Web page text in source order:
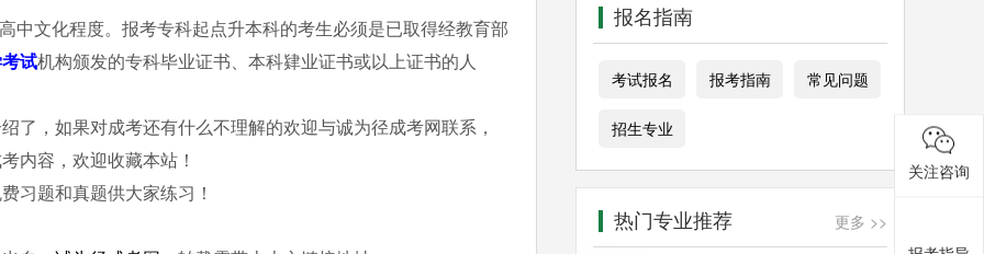
中文化程度。报考专科起点升本科的考生必须是已取得经教育部
试机构颁发的专科毕业证书、本科肄业证书或以上证书的人
了，如果对成考还有什么不理解的欢迎与诚为径成考网联系，
内容，欢迎收藏本站！
习题和真题供大家练习！
报名指南
考试报名 报考指南 常见问题
招生专业
热门专业推荐 更多 >>
关注咨询